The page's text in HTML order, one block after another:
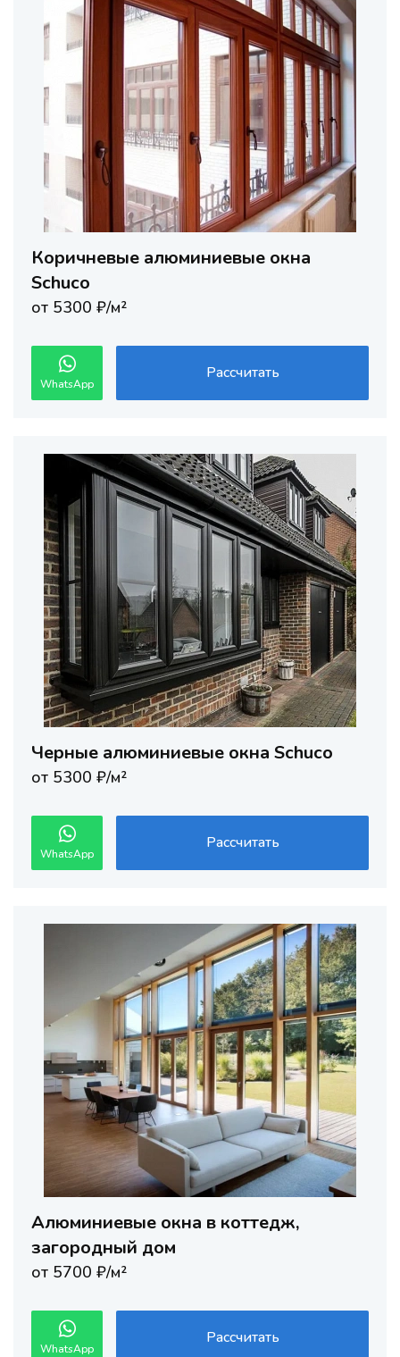
Коричневые алюминиевые окна
Schuco
от 5300 ₽/м²
WhatsApp
Рассчитать
Черные алюминиевые окна Schuco
от 5300 ₽/м²
WhatsApp
Рассчитать
Алюминиевые окна в коттедж,
загородный дом
от 5700 ₽/м²
WhatsApp
Рассчитать